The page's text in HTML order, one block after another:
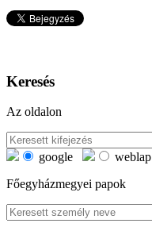
Keresés
Az oldalon
google
weblap
Főegyházmegyei papok